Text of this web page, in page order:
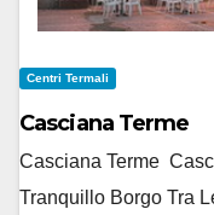
Centri Termali
Casciana Terme
Casciana Terme
Tranquillo Borgo Tra